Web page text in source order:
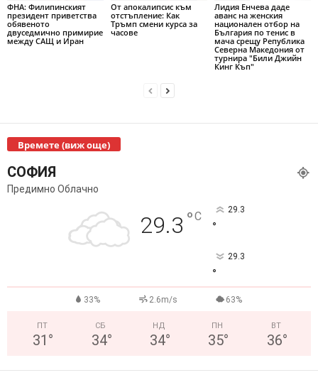
ФНА: Филипинският
президент приветства
обявеното
двуседмично примирие
между САЩ и Иран
От апокалипсис към
отстъпление: Как
Тръмп смени курса за
часове
Лидия Енчева даде
аванс на женския
национален отбор на
България по тенис в
мача срещу Република
Северна Македония от
турнира "Били Джийн
Кинг Къп"
Времете (виж още)
СОФИЯ
Предимно Облачно
29.3 °C 29.3
°
29.3
°
33% 2.6m/s 63%
ПТ
31 °
СБ
34°
НД
34°
ПН
35°
ВТ
36°